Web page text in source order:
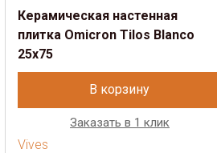
Керамическая настенная
плитка Omicron Tilos Blanco
25x75
В корзину
Заказать в 1 клик
Vives